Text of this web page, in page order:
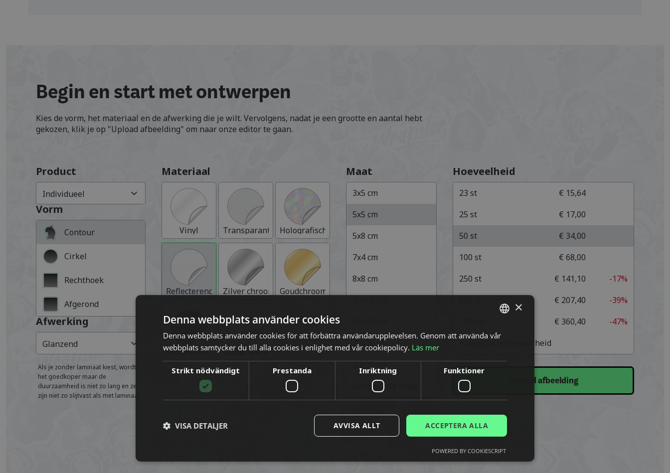
Begin en start met ontwerpen
Kies de vorm, het materiaal en de afwerking die je wilt. Vervolgens, nadat je een grootte en aantal hebt
gekozen, klik je op "Upload afbeelding" om naar onze editor te gaan.
Product
Individueel
Vorm
Contour
Cirkel
Rechthoek
Afgerond
Afwerking
Glanzend
Als je zonder laminaat kiest, wordt
het goedkoper maar de
duurzaamheid is niet zo lang en ze
zijn niet zo slijtvast als met laminaat.
Materiaal
Vinyl Transparant Holografisch
Reflecterend Zilver chroom Goudchroom
Geborsteld aluminium
Zwaar werk
Maat
3x5 cm
5x5 cm
5x8 cm
7x4cm
8x8 cm
20x10
cm
20x20cm
Aangepaste maat
Hoeveelheid
23 st
€ 15,64
25 st
€ 17,00
50 st
€ 34,00
100 st
€ 68,00
250 st € 141,10
-17%
€ 207,40
-39%
€ 360,40
-47%
Aangepaste hoeveelheid
Upload afbeelding
SWEDISH
DUTCH
FINNISH
GERMAN
NORWEGIAN
×
Denna webbplats använder cookies
Denna webbplats använder cookies för att förbättra användarupplevelsen. Genom att använda vår
webbplats samtycker du till alla cookies i enlighet med vår cookiepolicy. Läs mer
Strikt nödvändigt Prestanda Inriktning Funktioner
ACCEPTERA ALLA
AVVISA ALLT
VISA DETALJER
POWERED BY COOKIESCRIPT